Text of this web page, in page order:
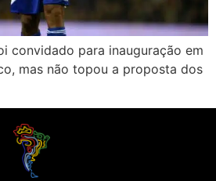
convidado para inauguração em
mas não topou a proposta dos